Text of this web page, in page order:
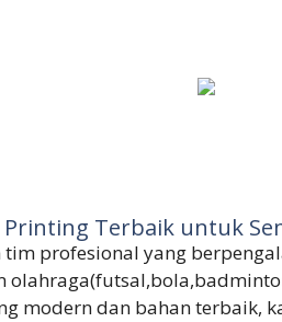
Printing Terbaik untuk
tim profesional yang
modern dan bahan terbaik,